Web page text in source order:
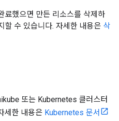
료했으면 만든 리소스를 삭제하
할 수 있습니다. 자세한 내용은 삭
또는 Kubernetes 클러스터
세한 내용은 Kubernetes 문서